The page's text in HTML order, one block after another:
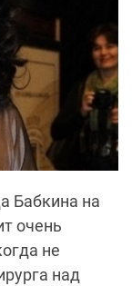
Бабкина на
очень
не
над